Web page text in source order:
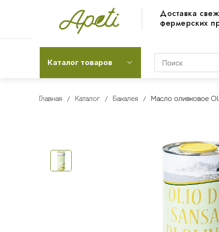
Доставка
фермерских
Каталог товаров
Главная Каталог Бакалея Масло оливковое